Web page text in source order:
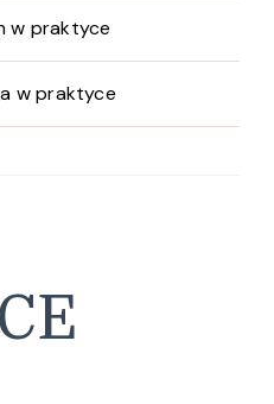
w praktyce
w praktyce